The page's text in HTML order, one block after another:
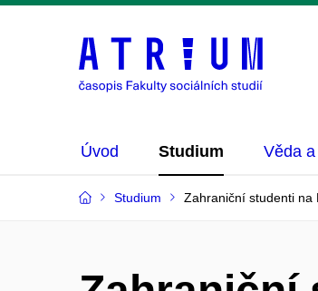
Úvod Studium Věda
Studium Zahraniční studenti na